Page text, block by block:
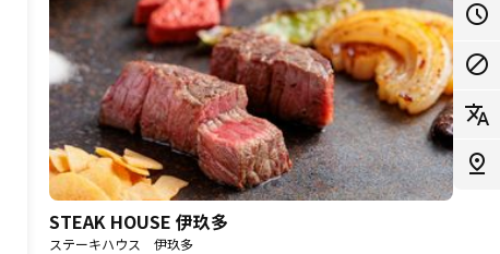
STEAK HOUSE 伊玖多
ステーキハウス 伊玖多